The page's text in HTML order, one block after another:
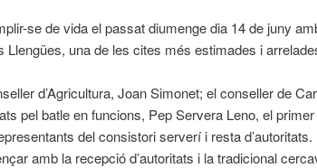
se de vida el passat diumenge dia 14 de juny
Llengües, una de les cites més estimades i
d’Agricultura, Joan Simonet; el conseller de
pel batle en funcions, Pep Servera Leno, el
del consistori serverí i resta d’autoritats.
amb la recepció d’autoritats i la tradicional